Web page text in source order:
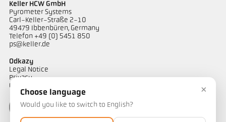
Keller HCW GmbH
Pyrometer Systems
Carl-Keller-Straße 2-10
49479 Ibbenbüren, Germany
Telefon +49 (0) 5451 850
ps@keller.de
Odkazy
Legal Notice
Privacy
GTC
×
Choose language
Would you like to switch to English?